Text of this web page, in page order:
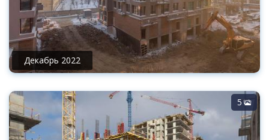
Декабрь 2022
5